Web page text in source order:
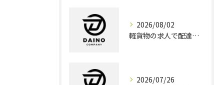
2026/08/02
軽貨物の求人で配達効率重視の働き方を東京都墨田区で実現する方法
2026/07/26